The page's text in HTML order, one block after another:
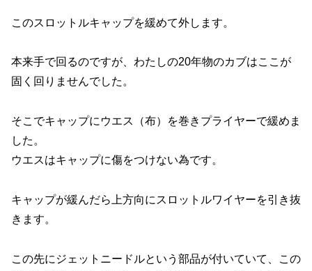
このスロットルキャップを緩めて外します。
本来手で回るのですが、わたしの20年物のカブはここが
固く回りませんでした。
そこでキャップにウエス（布）を巻きプライヤーで緩めま
した。
ウエスはキャップに傷をつけない為です。
キャップが緩んだら上方向にスロットルワイヤーを引き抜
きます。
この先にジェットニードルという部品が付いていて、この